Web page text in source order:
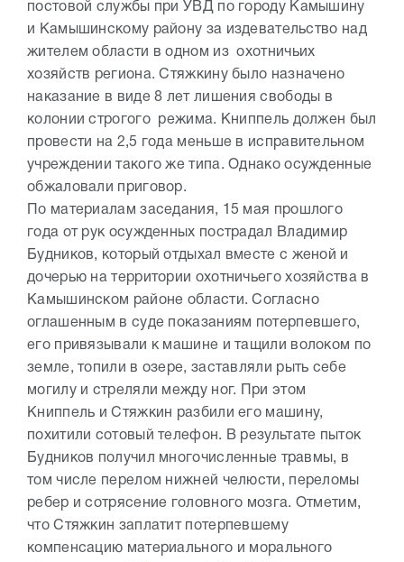
постовой службы при УВД по городу Камышину
и Камышинскому району за издевательство над
жителем области в одном из охотничьих
хозяйств региона. Стяжкину было назначено
наказание в виде 8 лет лишения свободы в
колонии строгого режима. Книппель должен был
провести на 2,5 года меньше в исправительном
учреждении такого же типа. Однако осужденные
обжаловали приговор.
По материалам заседания, 15 мая прошлого
года от рук осужденных пострадал Владимир
Будников, который отдыхал вместе с женой и
дочерью на территории охотничьего хозяйства в
Камышинском районе области. Согласно
оглашенным в суде показаниям потерпевшего,
его привязывали к машине и тащили волоком по
земле, топили в озере, заставляли рыть себе
могилу и стреляли между ног. При этом
Книппель и Стяжкин разбили его машину,
похитили сотовый телефон. В результате пыток
Будников получил многочисленные травмы, в
том числе перелом нижней челюсти, переломы
ребер и сотрясение головного мозга. Отметим,
что Стяжкин заплатит потерпевшему
компенсацию материального и морального